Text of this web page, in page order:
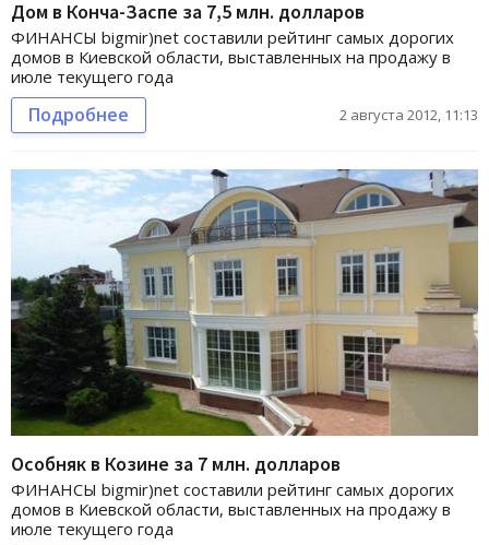
Дом в Конча-Заспе за 7,5 млн. долларов
ФИНАНСЫ bigmir)net составили рейтинг самых дорогих
домов в Киевской области, выставленных на продажу в
июле текущего года
Подробнее 2 августа 2012, 11:13
Особняк в Козине за 7 млн. долларов
ФИНАНСЫ bigmir)net составили рейтинг самых дорогих
домов в Киевской области, выставленных на продажу в
июле текущего года